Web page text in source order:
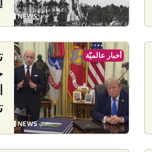
أخبار عالميّة